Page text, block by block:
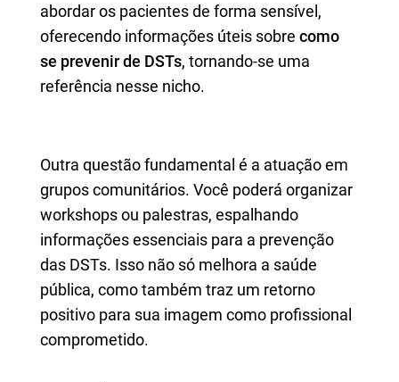
abordar os pacientes de forma sensível,
oferecendo informações úteis sobre como
se prevenir de DSTs, tornando-se uma
referência nesse nicho.
Outra questão fundamental é a atuação em
grupos comunitários. Você poderá organizar
workshops ou palestras, espalhando
informações essenciais para a prevenção
das DSTs. Isso não só melhora a saúde
pública, como também traz um retorno
positivo para sua imagem como profissional
comprometido.